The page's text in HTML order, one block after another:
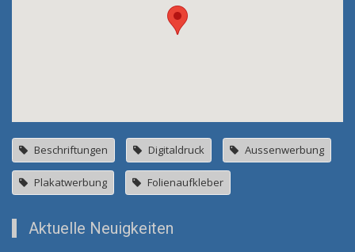
Beschriftungen Digitaldruck Aussenwerbung
Plakatwerbung Folienaufkleber
Aktuelle Neuigkeiten